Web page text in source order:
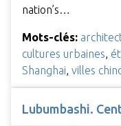
nation’s…
Mots-clés:
cultures urbaines
Shanghai villes
Lubumbashi.